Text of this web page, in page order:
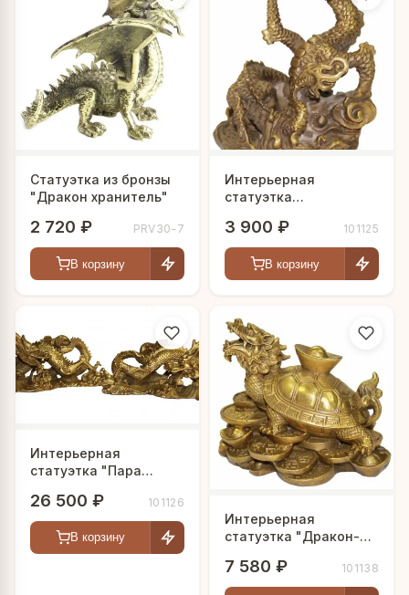
Статуэтка из бронзы
"Дракон хранитель"
2 720 ₽ PRV30-7
В корзину
Интерьерная
статуэтка
3 900 ₽ 101125
В корзину
Интерьерная
статуэтка "Пара
26 500 ₽ 101126
В корзину
Интерьерная
статуэтка "Дракон-
7 580 ₽ 101138